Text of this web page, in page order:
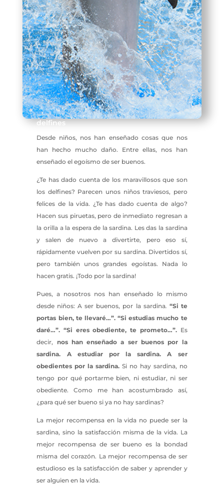
delfines
Desde niños, nos han enseñado cosas que nos
han hecho mucho daño. Entre ellas, nos han
enseñado el egoísmo de ser buenos.
¿Te has dado cuenta de los maravillosos que son
los delfines? Parecen unos niños traviesos, pero
felices de la vida. ¿Te has dado cuenta de algo?
Hacen sus piruetas, pero de inmediato regresan a
la orilla a la espera de la sardina. Les das la sardina
y salen de nuevo a divertirte, pero eso sí,
rápidamente vuelven por su sardina. Divertidos sí,
pero también unos grandes egoístas. Nada lo
hacen gratis. ¡Todo por la sardina!
Pues, a nosotros nos han enseñado lo mismo
desde niños: A ser buenos, por la sardina. “Si te
portas bien, te llevaré…”. “Si estudias mucho te
daré…”. “Si eres obediente, te prometo…”.Es
decir, nos han enseñado a ser buenos por la
sardina. A estudiar por la sardina. A ser
obedientes por la sardina. Si no hay sardina, no
tengo por qué portarme bien, ni estudiar, ni ser
obediente. Como me han acostumbrado así,
¿para qué ser bueno si ya no hay sardinas?
La mejor recompensa en la vida no puede ser la
sardina, sino la satisfacción misma de la vida. La
mejor recompensa de ser bueno es la bondad
misma del corazón. La mejor recompensa de ser
estudioso es la satisfacción de saber y aprender y
ser alguien en la vida.